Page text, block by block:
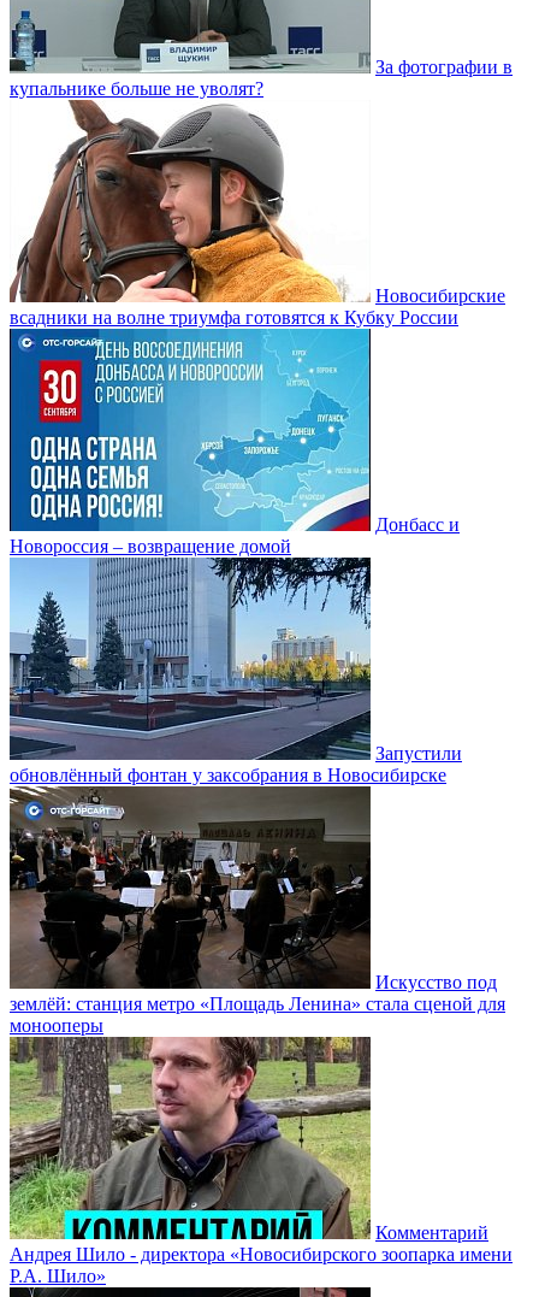
За фотографии в
купальнике больше не уволят?
Новосибирские
всадники на волне триумфа готовятся к Кубку России
Донбасс и
Новороссия – возвращение домой
Запустили
обновлённый фонтан у заксобрания в Новосибирске
Искусство под
землёй: станция метро «Площадь Ленина» стала сценой для
монооперы
Комментарий
Андрея Шило - директора «Новосибирского зоопарка имени
Р.А. Шило»